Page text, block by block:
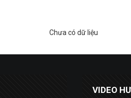
Chưa có dữ liệu
VIDEO